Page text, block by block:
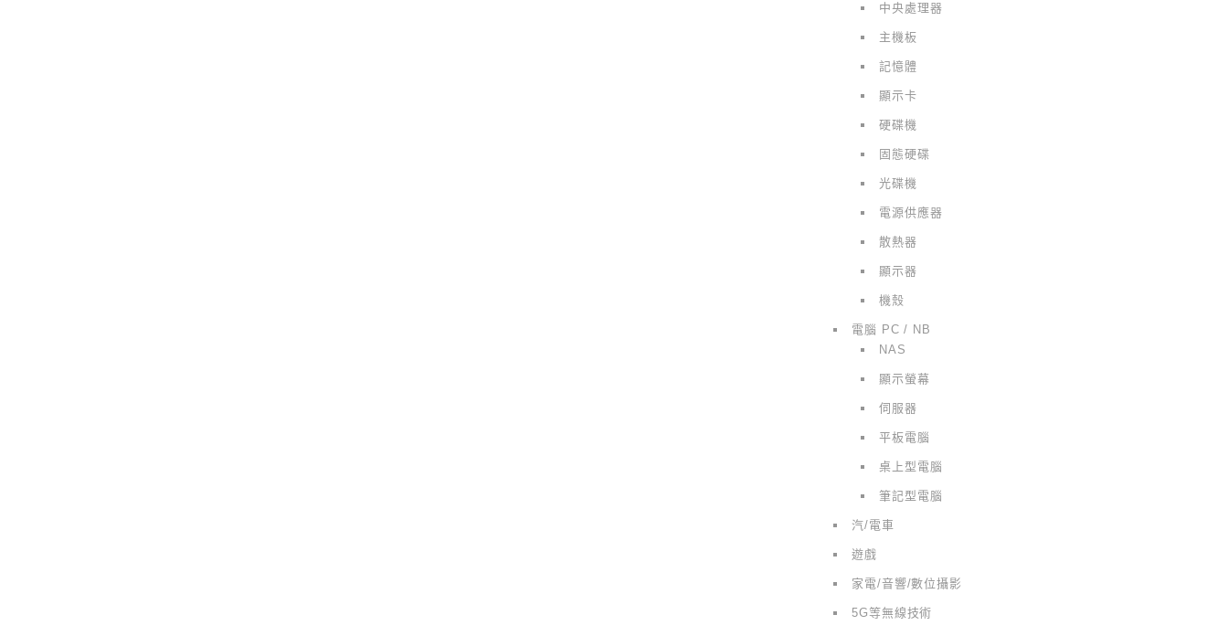
中央處理器
主機板
記憶體
顯示卡
硬碟機
固態硬碟
光碟機
電源供應器
散熱器
顯示器
機殼
電腦 PC / NB
NAS
顯示螢幕
伺服器
平板電腦
桌上型電腦
筆記型電腦
汽/電車
遊戲
家電/音響/數位攝影
5G等無線技術